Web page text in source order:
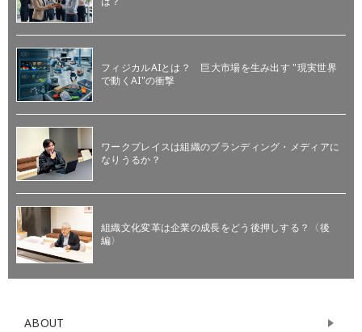
フィジカルAIとは？ 巨大市場を生み出す "現実世界
で動くAI"の衝撃
ワークプレイスは組織のブランディング・メディアに
なりうるか？
組織文化変革は企業の成長をどう後押しする？〈後
編〉
ABOUT